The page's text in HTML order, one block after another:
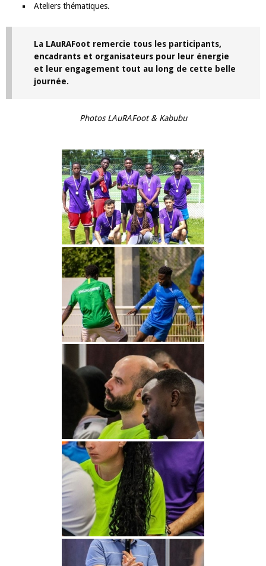
Ateliers thématiques.
La LAuRAFoot remercie tous les participants,
encadrants et organisateurs pour leur énergie
et leur engagement tout au long de cette belle
journée.
Photos LAuRAFoot & Kabubu